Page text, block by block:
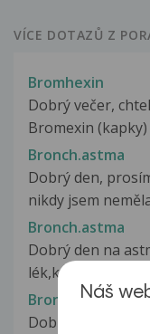
VÍCE DOTAZŮ Z
Bromhexin
Dobrý večer,
Bromexin (kapky)
Bronch.astma
Dobrý den,
nikdy jsem
Bronch.astma
Dobrý den na
lék,který
Bronch.astma
Dobrý
Náš